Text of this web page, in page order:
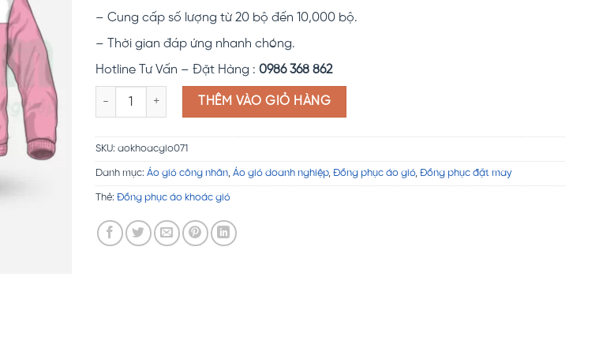
– Cung cấp số lượng từ 20 bộ đến 10,000 bộ.
– Thời gian đáp ứng nhanh chóng.
Hotline Tư Vấn – Đặt Hàng : 0986 368 862
Áo khoác gió DN08 số lượng
THÊM VÀO GIỎ HÀNG
SKU: aokhoacgio071
Danh mục: Áo gió công nhân, Áo gió doanh nghiệp, Đồng phục áo gió, Đồng phục đặt may
Thẻ: Đồng phục áo khoác gió